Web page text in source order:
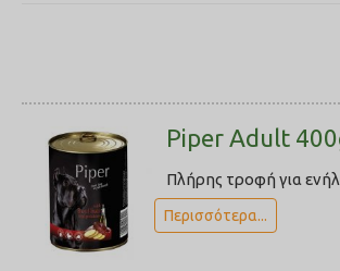
Piper Adult
Πλήρης τροφή για
Περισσότερα...